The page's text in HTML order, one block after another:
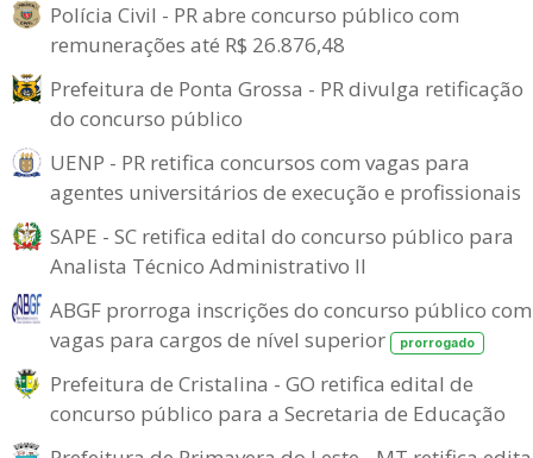
Polícia Civil - PR abre concurso público com
remunerações até R$ 26.876,48
Prefeitura de Ponta Grossa - PR divulga retificação
do concurso público
UENP - PR retifica concursos com vagas para
agentes universitários de execução e profissionais
SAPE - SC retifica edital do concurso público para
Analista Técnico Administrativo II
ABGF prorroga inscrições do concurso público com
vagas para cargos de nível superior
prorrogado
Prefeitura de Cristalina - GO retifica edital de
concurso público para a Secretaria de Educação